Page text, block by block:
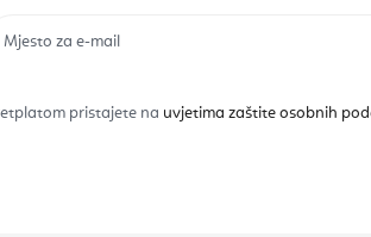
pristajete na uvjetima zaštite osobnih